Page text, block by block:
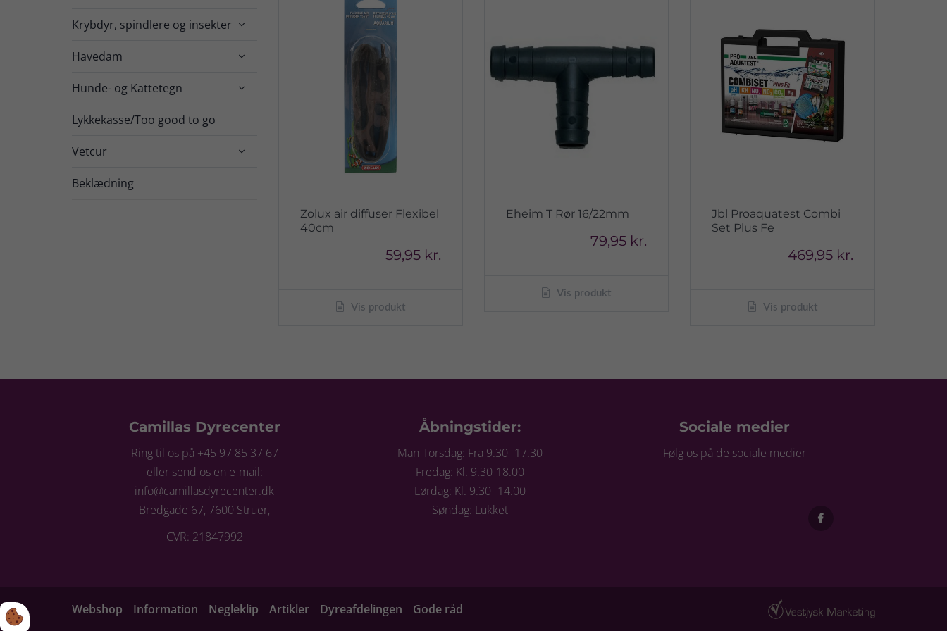
Krybdyr, spindlere og insekter 
Havedam 
Hunde- og Kattetegn 
Lykkekasse/Too good to go
Vetcur 
Beklædning
Zolux air diffuser Flexibel
40cm
59,95 kr.
Vis produkt
Eheim T Rør 16/22mm
79,95 kr.
Vis produkt
Jbl Proaquatest Combi
Set Plus Fe
469,95 kr.
Vis produkt
Camillas Dyrecenter
Ring til os på +45 97 85 37 67
eller send os en e-mail:
info@camillasdyrecenter.dk
Bredgade 67, 7600 Struer,
CVR: 21847992
Åbningstider:
Man-Torsdag: Fra 9.30- 17.30
Fredag: Kl. 9.30-18.00
Lørdag: Kl. 9.30- 14.00
Søndag: Lukket
Sociale medier
Følg os på de sociale medier
Webshop Information Negleklip Artikler Dyreafdelingen Gode råd